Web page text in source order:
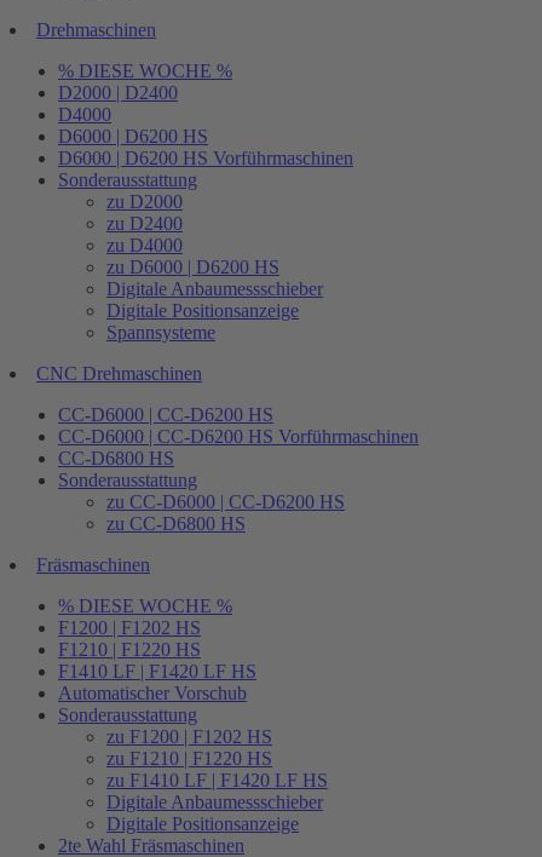
Drehmaschinen
% DIESE WOCHE %
D2000 | D2400
D4000
D6000 | D6200 HS
D6000 | D6200 HS Vorführmaschinen
Sonderausstattung
zu D2000
zu D2400
zu D4000
zu D6000 | D6200 HS
Digitale Anbaumessschieber
Digitale Positionsanzeige
Spannsysteme
CNC Drehmaschinen
CC-D6000 | CC-D6200 HS
CC-D6000 | CC-D6200 HS Vorführmaschinen
CC-D6800 HS
Sonderausstattung
zu CC-D6000 | CC-D6200 HS
zu CC-D6800 HS
Fräsmaschinen
% DIESE WOCHE %
F1200 | F1202 HS
F1210 | F1220 HS
F1410 LF | F1420 LF HS
Automatischer Vorschub
Sonderausstattung
zu F1200 | F1202 HS
zu F1210 | F1220 HS
zu F1410 LF | F1420 LF HS
Digitale Anbaumessschieber
Digitale Positionsanzeige
2te Wahl Fräsmaschinen